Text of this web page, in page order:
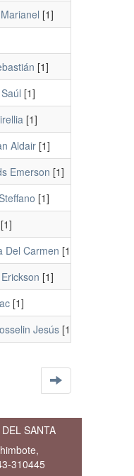
[1]
[1]
[1]
[1]
Aldair [1]
Emerson [1]
[1]
[1]
Del Carmen [1]
[1]
[1]
Jesús [1]
SANTA
310445